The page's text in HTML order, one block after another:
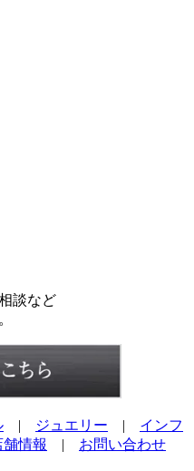
談など
| ジュエリー | インフ
舗情報 | お問い合わせ